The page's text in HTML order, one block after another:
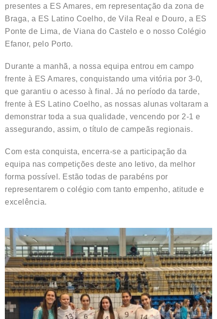
presentes a ES Amares, em representação da zona de
Braga, a ES Latino Coelho, de Vila Real e Douro, a ES
Ponte de Lima, de Viana do Castelo e o nosso Colégio
Efanor, pelo Porto.
Durante a manhã, a nossa equipa entrou em campo
frente à ES Amares, conquistando uma vitória por 3-0,
que garantiu o acesso à final. Já no período da tarde,
frente à ES Latino Coelho, as nossas alunas voltaram a
demonstrar toda a sua qualidade, vencendo por 2-1 e
assegurando, assim, o título de campeãs regionais.
Com esta conquista, encerra-se a participação da
equipa nas competições deste ano letivo, da melhor
forma possível. Estão todas de parabéns por
representarem o colégio com tanto empenho, atitude e
excelência.